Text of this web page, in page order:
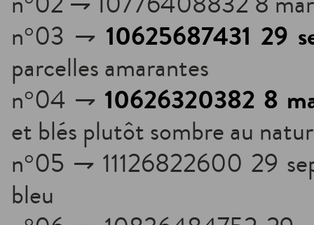
n°03 ⇁ 10625687431 29
parcelles amarantes
n°04 ⇁ 10626320382 8
et blés plutôt sombre au
n°05 ⇁ 11126822600 29
bleu